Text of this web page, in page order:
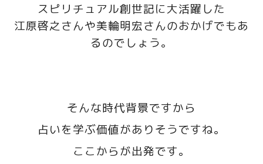
スピリチュアル創世記に大活躍した
江原啓之さんや美輪明宏さんのおかげでもあ
るのでしょう。
そんな時代背景ですから
占いを学ぶ価値がありそうですね。
ここからが出発です。